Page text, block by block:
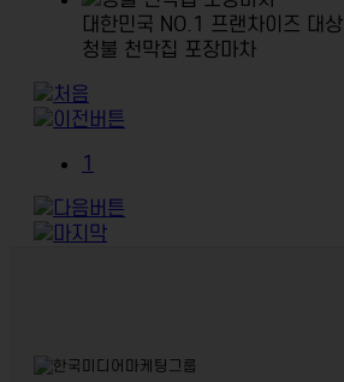
대한민국 NO.1 프랜차이즈 대상
청불 천막집 포장마차
1